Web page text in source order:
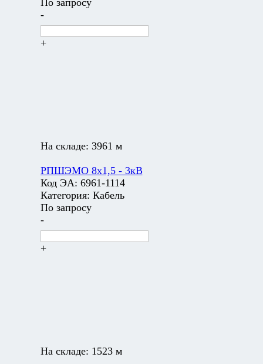
По запросу
-
+
На складе: 3961 м
РПШЭМО 8х1,5 - 3кВ
Код ЭА: 6961-1114
Категория: Кабель
По запросу
-
+
На складе: 1523 м